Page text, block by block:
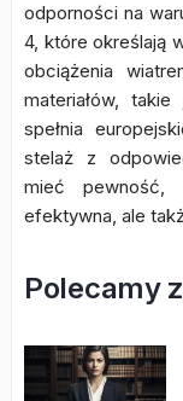
odporności na
4, które określają
obciążenia
materiałów,
spełnia
stelaż z
mieć
efektywna, ale
Polecamy